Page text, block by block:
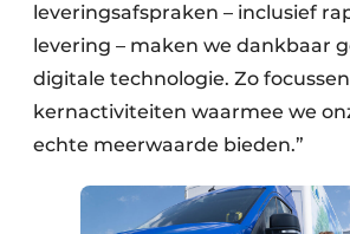
leveringsafspraken – inclusief
levering – maken we dankbaar
digitale technologie. Zo
kernactiviteiten waarmee we
echte meerwaarde bieden.”